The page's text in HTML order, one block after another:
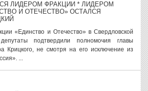
ЛИДЕРОМ ФРАКЦИИ * ЛИДЕРОМ
И ОТЕЧЕСТВО» ОСТАЛСЯ
«Единство и Отечество» в Свердловской
подтвердили полномочия главы
Крицкого, не смотря на его исключение из
...